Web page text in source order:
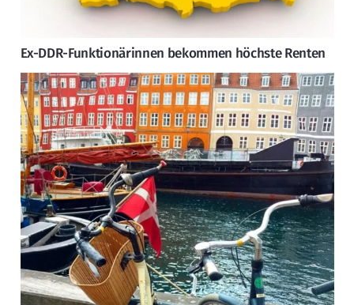
Ex-DDR-Funktionärinnen bekommen höchste Renten